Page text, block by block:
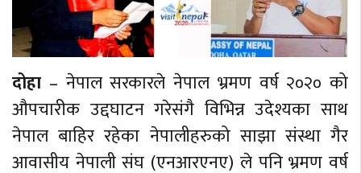
दोहा – नेपाल सरकारले नेपाल भ्रमण वर्ष २०२० को
औपचारीक उद्दघाटन गरेसंगै विभिन्न उदेश्यका साथ
नेपाल बाहिर रहेका नेपालीहरुको साझा संस्था गैर
आवासीय नेपाली संघ (एनआरएनए) ले पनि भ्रमण वर्ष